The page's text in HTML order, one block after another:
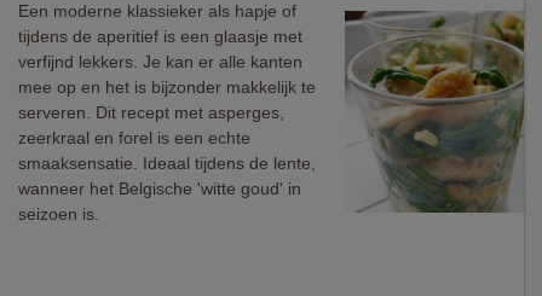
Een moderne klassieker als hapje of
tijdens de aperitief is een glaasje met
verfijnd lekkers. Je kan er alle kanten
mee op en het is bijzonder makkelijk te
serveren. Dit recept met asperges,
zeerkraal en forel is een echte
smaaksensatie. Ideaal tijdens de lente,
wanneer het Belgische 'witte goud' in
seizoen is.